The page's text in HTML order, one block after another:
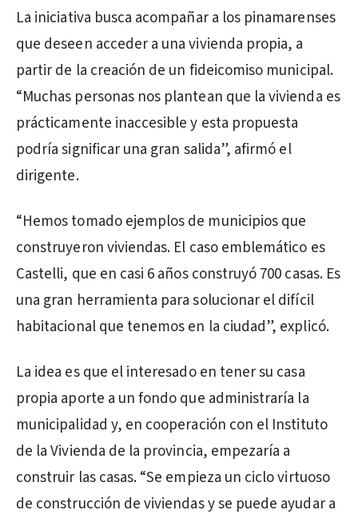
La iniciativa busca acompañar a los pinamarenses
que deseen acceder a una vivienda propia, a
partir de la creación de un fideicomiso municipal.
“Muchas personas nos plantean que la vivienda es
prácticamente inaccesible y esta propuesta
podría significar una gran salida”, afirmó el
dirigente.
“Hemos tomado ejemplos de municipios que
construyeron viviendas. El caso emblemático es
Castelli, que en casi 6 años construyó 700 casas. Es
una gran herramienta para solucionar el difícil
habitacional que tenemos en la ciudad”, explicó.
La idea es que el interesado en tener su casa
propia aporte a un fondo que administraría la
municipalidad y, en cooperación con el Instituto
de la Vivienda de la provincia, empezaría a
construir las casas. “Se empieza un ciclo virtuoso
de construcción de viviendas y se puede ayudar a